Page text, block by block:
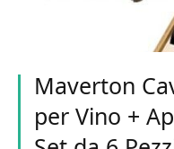
Maverton
per Vino +